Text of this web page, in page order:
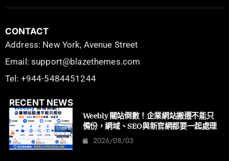
CONTACT
Address: New York, Avenue Street
Email: support@blazethemes.com
Tel: +944-5484451244
RECENT NEWS
Weebly 關站倒數！企業網站搬遷不能只
備份，網域、SEO與新官網都要一起處理
2026/08/03